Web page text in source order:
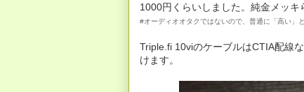
1000円くらいしました。純金メッキ
#オーディオオタクではないので、普通に「高い」と
Triple.fi 10viのケーブルはCTIA配線な
けます。